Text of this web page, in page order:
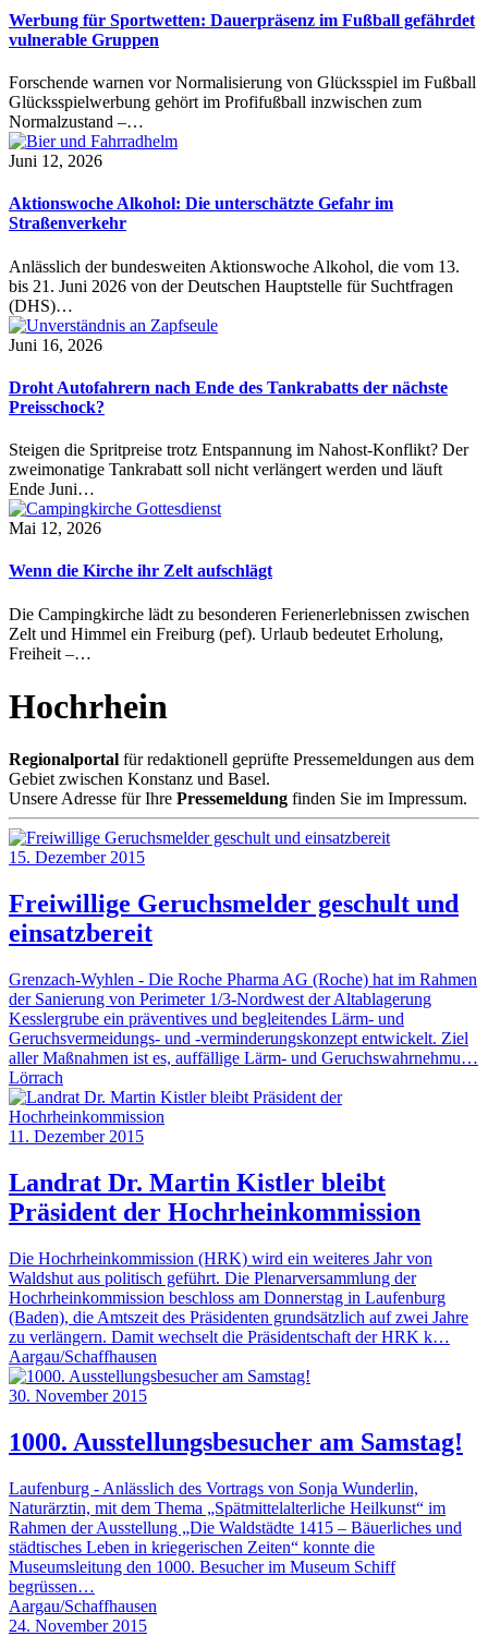
Werbung für Sportwetten: Dauerpräsenz im Fußball gefährdet
vulnerable Gruppen
Forschende warnen vor Normalisierung von Glücksspiel im Fußball
Glücksspielwerbung gehört im Profifußball inzwischen zum
Normalzustand –…
Juni 12, 2026
Aktionswoche Alkohol: Die unterschätzte Gefahr im
Straßenverkehr
Anlässlich der bundesweiten Aktionswoche Alkohol, die vom 13.
bis 21. Juni 2026 von der Deutschen Hauptstelle für Suchtfragen
(DHS)…
Juni 16, 2026
Droht Autofahrern nach Ende des Tankrabatts der nächste
Preisschock?
Steigen die Spritpreise trotz Entspannung im Nahost-Konflikt? Der
zweimonatige Tankrabatt soll nicht verlängert werden und läuft
Ende Juni…
Mai 12, 2026
Wenn die Kirche ihr Zelt aufschlägt
Die Campingkirche lädt zu besonderen Ferienerlebnissen zwischen
Zelt und Himmel ein Freiburg (pef). Urlaub bedeutet Erholung,
Freiheit –…
Hochrhein
Regionalportal für redaktionell geprüfte Pressemeldungen aus dem
Gebiet zwischen Konstanz und Basel.
Unsere Adresse für Ihre Pressemeldung finden Sie im Impressum.
15. Dezember 2015
Freiwillige Geruchsmelder geschult und
einsatzbereit
Grenzach‐Wyhlen - Die Roche Pharma AG (Roche) hat im Rahmen
der Sanierung von Perimeter 1/3-Nordwest der Altablagerung
Kesslergrube ein präventives und begleitendes Lärm- und
Geruchsvermeidungs- und -verminderungskonzept entwickelt. Ziel
aller Maßnahmen ist es, auffällige Lärm- und Geruchswahrnehmu…
Lörrach
11. Dezember 2015
Landrat Dr. Martin Kistler bleibt
Präsident der Hochrheinkommission
Die Hochrheinkommission (HRK) wird ein weiteres Jahr von
Waldshut aus politisch geführt. Die Plenarversammlung der
Hochrheinkommission beschloss am Donnerstag in Laufenburg
(Baden), die Amtszeit des Präsidenten grundsätzlich auf zwei Jahre
zu verlängern. Damit wechselt die Präsidentschaft der HRK k…
Aargau/Schaffhausen
30. November 2015
1000. Ausstellungsbesucher am Samstag!
Laufenburg - Anlässlich des Vortrags von Sonja Wunderlin,
Naturärztin, mit dem Thema „Spätmittelalterliche Heilkunst“ im
Rahmen der Ausstellung „Die Waldstädte 1415 – Bäuerliches und
städtisches Leben in kriegerischen Zeiten“ konnte die
Museumsleitung den 1000. Besucher im Museum Schiff
begrüssen…
Aargau/Schaffhausen
24. November 2015